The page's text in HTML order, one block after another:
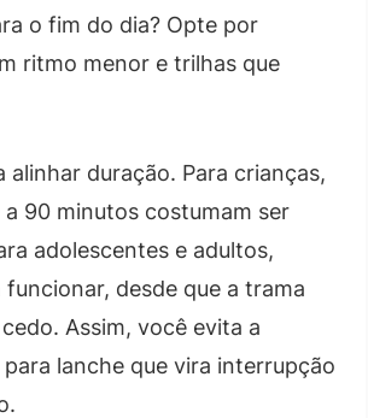
o fim do dia? Opte por
ritmo menor e trilhas que
alinhar duração. Para crianças,
a 90 minutos costumam ser
adolescentes e adultos,
desde que a trama
Assim, você evita a
lanche que vira interrupção